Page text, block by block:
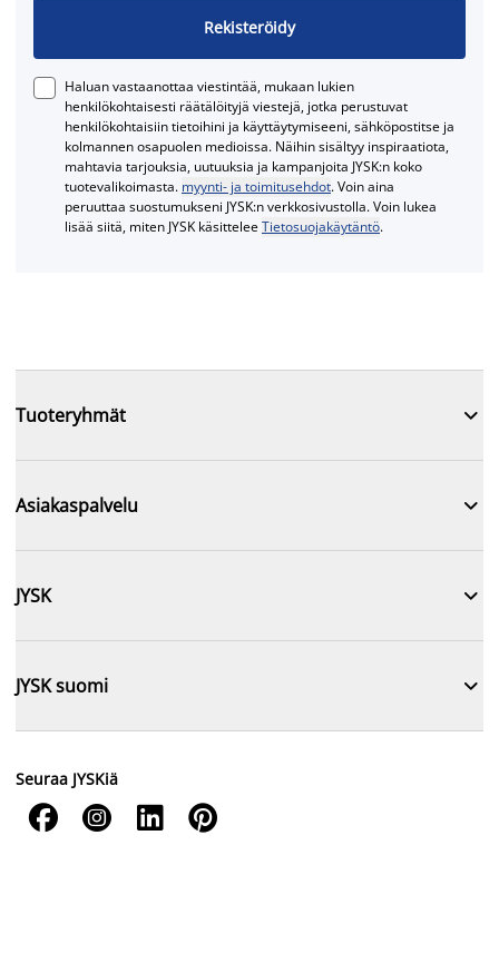
Rekisteröidy
Haluan vastaanottaa viestintää, mukaan lukien
henkilökohtaisesti räätälöityjä viestejä, jotka perustuvat
henkilökohtaisiin tietoihini ja käyttäytymiseeni, sähköpostitse ja
kolmannen osapuolen medioissa. Näihin sisältyy inspiraatiota,
mahtavia tarjouksia, uutuuksia ja kampanjoita JYSK:n koko
tuotevalikoimasta. myynti- ja toimitusehdot. Voin aina
peruuttaa suostumukseni JYSK:n verkkosivustolla. Voin lukea
lisää siitä, miten JYSK käsitteleeTietosuojakäytäntö.
Tuoteryhmät 
Asiakaspalvelu 
JYSK 
JYSK suomi 
Seuraa JYSKiä
   